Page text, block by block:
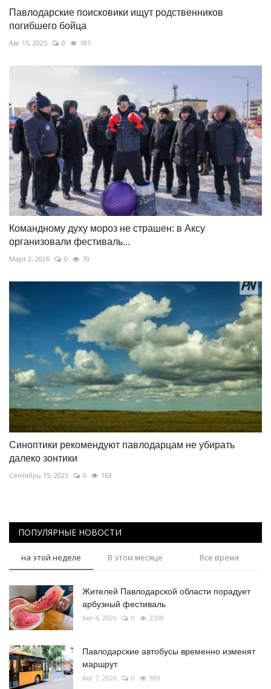
Павлодарские поисковики ищут родственников
погибшего бойца
Авг 15, 2025 0 181
Командному духу мороз не страшен: в Аксу
организовали фестиваль...
Март 2, 2026 0 70
Синоптики рекомендуют павлодарцам не убирать
далеко зонтики
Сентябрь 15, 2025 0 163
ПОПУЛЯРНЫЕ НОВОСТИ
на этой неделе В этом месяце Все время
Жителей Павлодарской области порадует
арбузный фестиваль
Авг 4, 2026 0 2308
Павлодарские автобусы временно изменят
маршрут
Авг 7, 2026 0 989